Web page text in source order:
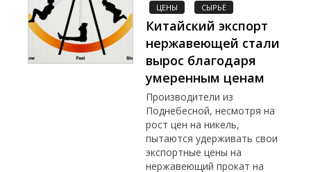
ЦЕНЫ
СЫРЬЁ
Китайский экспорт
нержавеющей стали
вырос благодаря
умеренным ценам
Производители из
Поднебесной, несмотря на
рост цен на никель,
пытаются удерживать свои
экспортные цены на
нержавеющий прокат на